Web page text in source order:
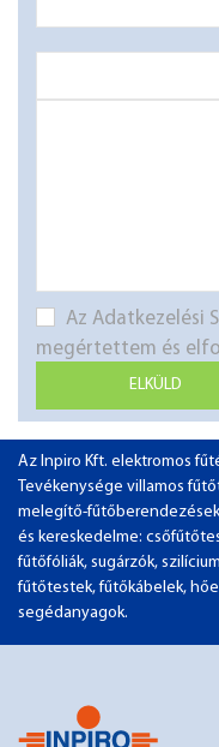
Az Adatkezelési
megértettem és
ELKÜLD
Az Inpiro Kft. elektromos
Tevékenysége villamos
melegítő-
és kereskedelme:
fűtőfóliák, sugárzók,
fűtőtestek, fűtőkábelek,
segédanyagok.